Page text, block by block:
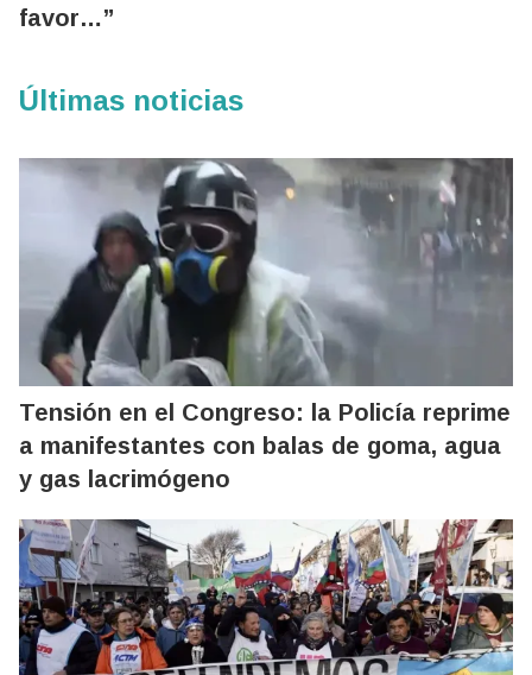
favor…”
Últimas noticias
Tensión en el Congreso: la Policía reprime
a manifestantes con balas de goma, agua
y gas lacrimógeno